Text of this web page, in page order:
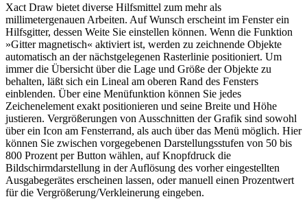
Xact Draw bietet diverse Hilfsmittel zum mehr als
millimetergenauen Arbeiten. Auf Wunsch erscheint im Fenster ein
Hilfsgitter, dessen Weite Sie einstellen können. Wenn die Funktion
»Gitter magnetisch« aktiviert ist, werden zu zeichnende Objekte
automatisch an der nächstgelegenen Rasterlinie positioniert. Um
immer die Übersicht über die Lage und Größe der Objekte zu
behalten, läßt sich ein Lineal am oberen Rand des Fensters
einblenden. Über eine Menüfunktion können Sie jedes
Zeichenelement exakt positionieren und seine Breite und Höhe
justieren. Vergrößerungen von Ausschnitten der Grafik sind sowohl
über ein Icon am Fensterrand, als auch über das Menü möglich. Hier
können Sie zwischen vorgegebenen Darstellungsstufen von 50 bis
800 Prozent per Button wählen, auf Knopfdruck die
Bildschirmdarstellung in der Auflösung des vorher eingestellten
Ausgabegerätes erscheinen lassen, oder manuell einen Prozentwert
für die Vergrößerung/Verkleinerung eingeben.